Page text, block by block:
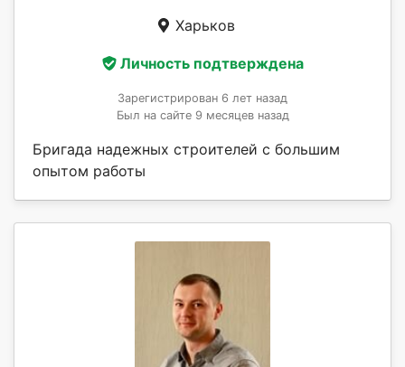
Харьков
Личность подтверждена
Зарегистрирован 6 лет назад
Был на сайте 9 месяцев назад
Бригада надежных строителей с большим
опытом работы